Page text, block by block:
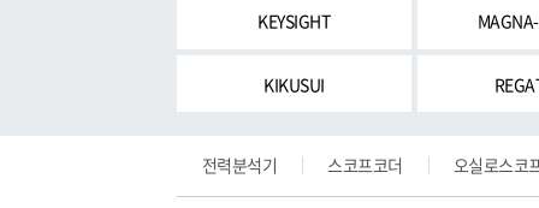
KEYSIGHT
KIKUSUI
전력분석기 스코프코더 오실로스코